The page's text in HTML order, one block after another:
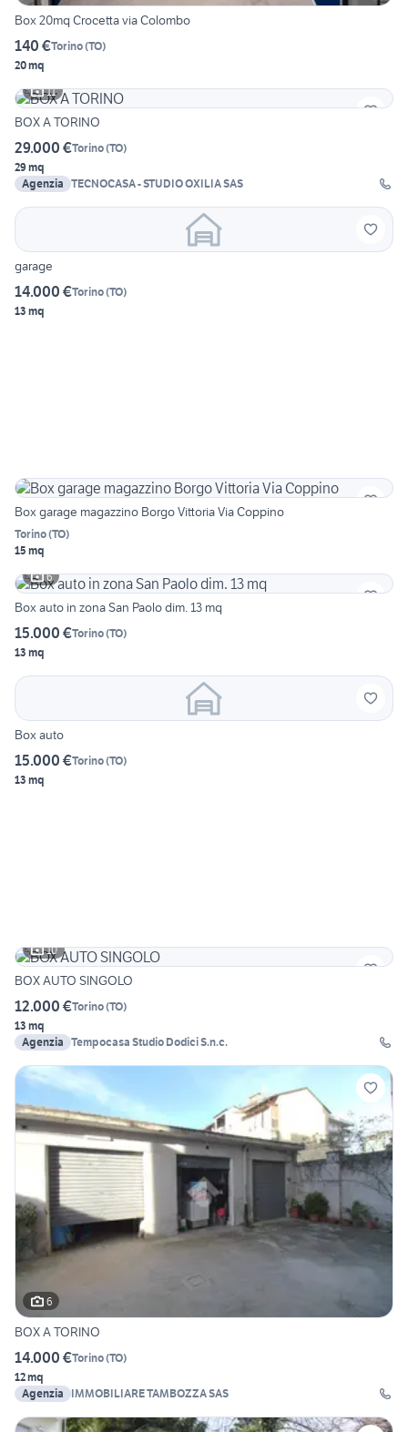
Box 20mq Crocetta via Colombo
140 €Torino(TO)
20 mq
11
BOX A TORINO
29.000 €Torino(TO)
29 mq
Agenzia TECNOCASA - STUDIO OXILIA SAS
garage
14.000 €Torino(TO)
13 mq
Box garage magazzino Borgo Vittoria Via Coppino
Torino(TO)
15 mq
6
Box auto in zona San Paolo dim. 13 mq
15.000 €Torino(TO)
13 mq
Box auto
15.000 €Torino(TO)
13 mq
10
BOX AUTO SINGOLO
12.000 €Torino(TO)
13 mq
Agenzia Tempocasa Studio Dodici S.n.c.
6
BOX A TORINO
14.000 €Torino(TO)
12 mq
Agenzia
IMMOBILIARE TAMBOZZA SAS